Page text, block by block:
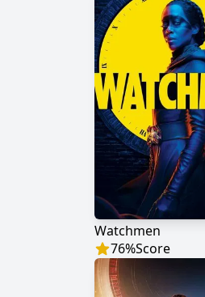
Watchmen
76%Score